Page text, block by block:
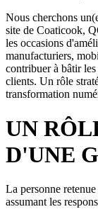
Nous cherchons
site de Coaticook,
les occasions
manufacturiers,
contribuer à bâtir
clients. Un rôle
transformation
UN
D'UNE
La personne
assumant les